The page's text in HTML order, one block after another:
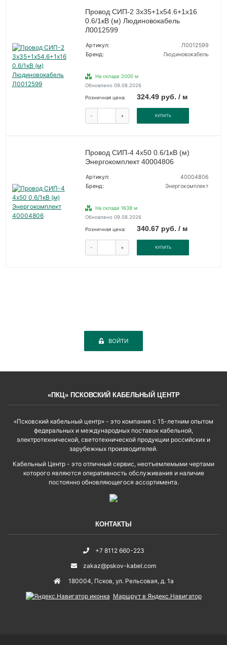
Провод СИП-2 3х35+1х54.6+1х16
0.6/1кВ (м) Людиновокабель
Л0012599
Артикул:
Л0012599
Бренд:
Людиновокабель
На складе 2000 м
Обновлено 09.08.2026
Розничная цена: 324.49 руб. / м
- + КУПИТЬ
Провод СИП-4 4х50 0.6/1кВ (м)
Энергокомплект 40004806
Артикул:
40004806
Бренд:
Энергокомплект
На складе 1638 м
Обновлено 09.08.2026
Розничная цена: 340.67 руб. / м
- + КУПИТЬ
ВОЙТИ
«ПКЦ» ПСКОВСКИЙ КАБЕЛЬНЫЙ ЦЕНТР
«Псковский кабельный центр» - это компания с 15-летним опытом
федеральных и международных поставок кабельной,
электротехнической, светотехнической продукции российских и
зарубежных производителей.
Кабельный Центр - это отличный сервис, неотъемлемыми чертами
которого являются оперативность обслуживания и наличие
постоянно обновляющегося ассортимента.
КОНТАКТЫ
+7 8112 660-223
zakaz@pskov-kabel.com
180004, Псков, ул. Рельсовая, д. 1а
Маршрут в Яндекс.Навигатор